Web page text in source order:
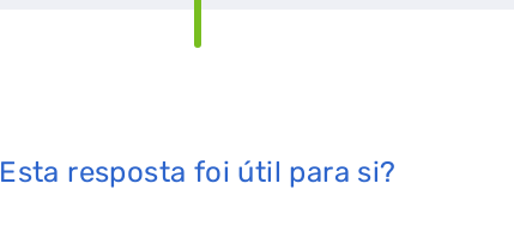
Esta resposta foi útil para si?